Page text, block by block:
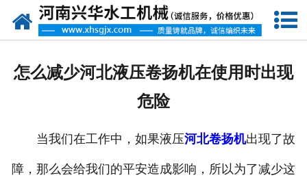
网站首页
怎么减少河北液压卷扬机在使用时出现
危险
当我们在工作中，如果液压河北卷扬机出现了故
障，那么会给我们的平安造成影响，所以为了减少这